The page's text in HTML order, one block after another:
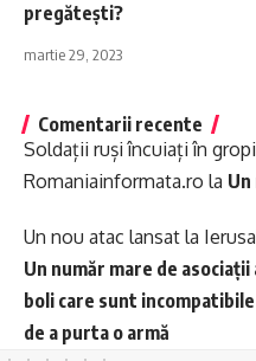
pregătești?
martie 29, 2023
Comentarii recente
Soldații ruși încuiați în
Romaniainformata.ro la
Un nou atac lansat la
Un număr mare de
boli care sunt
de a purta o armă